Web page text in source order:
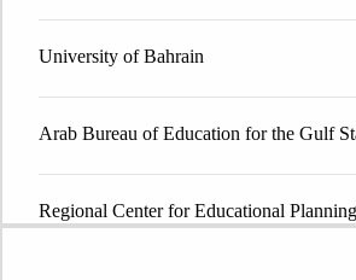
University of Bahrain
Arab Bureau of Education for the Gulf
Regional Center for Educational Planning